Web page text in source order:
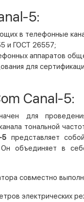
5:
в телефонные
и ГОСТ 26557;
аппаратов
для
Canal-5:
для
тональной
5 представляет
объединяет в
совместно
электрических